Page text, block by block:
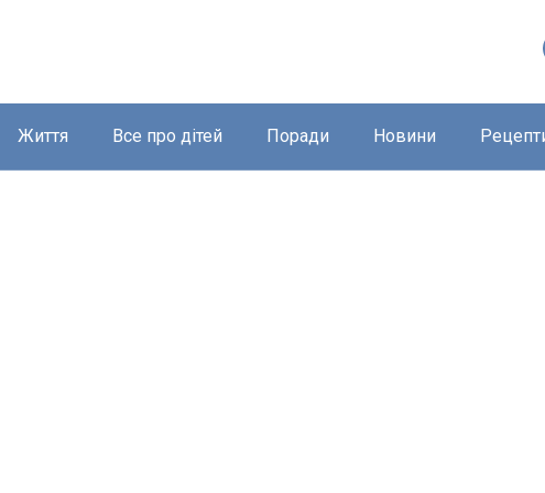
Життя Все про дітей Поради Новини